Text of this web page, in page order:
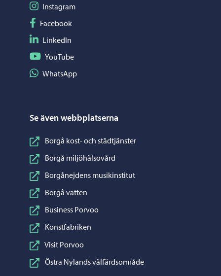
Följ på Instagram
Instagram
Följ på Facebook
Facebook
Följ på LinkedIn
LinkedIn
Följ på YouTube
YouTube
Dela på WhatsApp
WhatsApp
Se även webbplatserna
Borgå kost- och städtjänster
Borgå miljöhälsovård
Borgånejdens musikinstitut
Borgå vatten
Business Porvoo
Konstfabriken
Visit Porvoo
Östra Nylands välfärdsområde